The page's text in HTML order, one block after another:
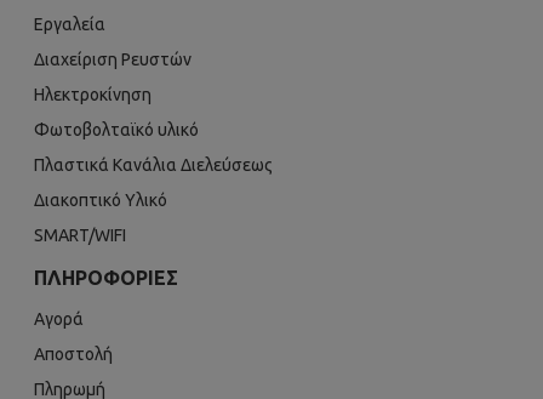
Εργαλεία
Διαχείριση Ρευστών
Ηλεκτροκίνηση
Φωτοβολταϊκό υλικό
Πλαστικά Κανάλια Διελεύσεως
Διακοπτικό Υλικό
SMART/WIFI
ΠΛΗΡΟΦΟΡΊΕΣ
Αγορά
Αποστολή
Πληρωμή